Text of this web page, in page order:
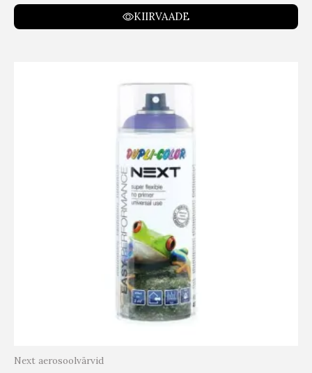
KIIRVAADE
Next aerosoolvärvid